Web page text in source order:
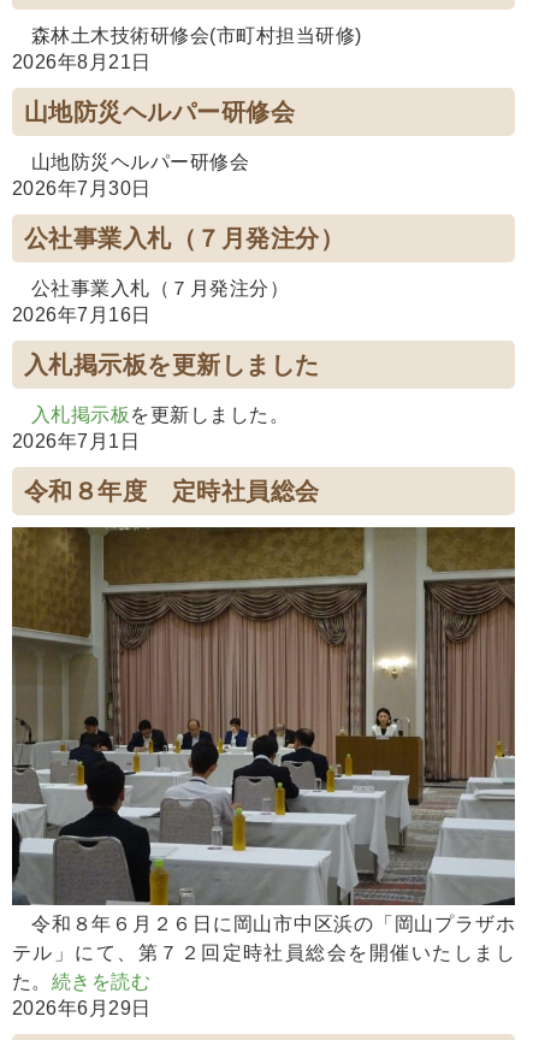
森林土木技術研修会(市町村担当研修)
2026年8月21日
山地防災ヘルパー研修会
山地防災ヘルパー研修会
2026年7月30日
公社事業入札（７月発注分）
公社事業入札（７月発注分）
2026年7月16日
入札掲示板を更新しました
入札掲示板 を更新しました。
2026年7月1日
令和８年度 定時社員総会
令和８年６月２６日に岡山市中区浜の「岡山プラザホ
テル」にて、第７２回定時社員総会を開催いたしまし
た。 続きを読む
2026年6月29日